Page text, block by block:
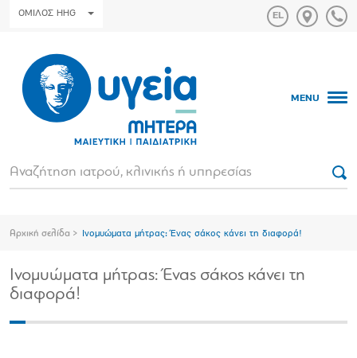
ΟΜΙΛΟΣ HHG
MENU
Αρχική σελίδα Ινομυώματα μήτρας: Ένας σάκος κάνει τη διαφορά!
Ινομυώματα μήτρας: Ένας σάκος κάνει τη
διαφορά!